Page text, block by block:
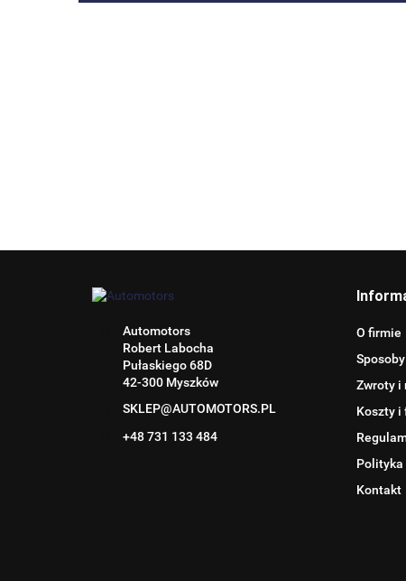
Automotors
Robert Labocha
Pułaskiego 68D
42-300 Myszków
SKLEP@AUTOMOTORS.PL
+48 731 133 484
O firmie
Zwroty i
Koszty i
Polityka
Kontakt